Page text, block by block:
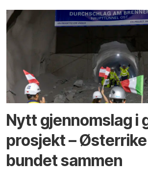
Nytt gjennomslag
prosjekt –
bundet sammen